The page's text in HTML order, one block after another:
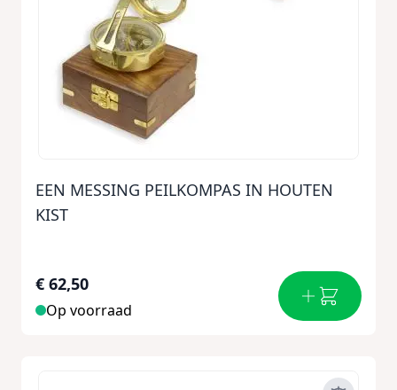
EEN MESSING PEILKOMPAS IN HOUTEN
KIST
€ 62,50
Op voorraad